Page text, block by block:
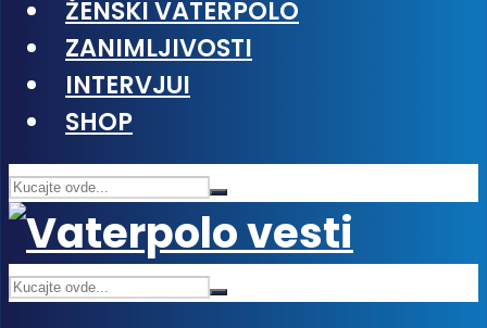
ŽENSKI VATERPOLO
ZANIMLJIVOSTI
INTERVJUI
SHOP